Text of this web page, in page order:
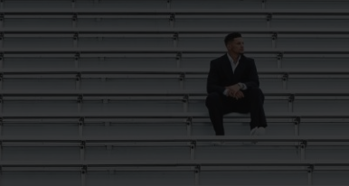
빅뱅 스피릿 오브 빅뱅